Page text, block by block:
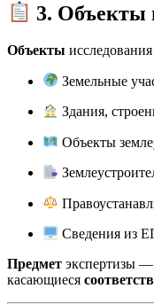
3. Объекты
Объекты
Земельные
Здания,
Объекты
Сведения из
Предмет экспертизы —
касающиеся